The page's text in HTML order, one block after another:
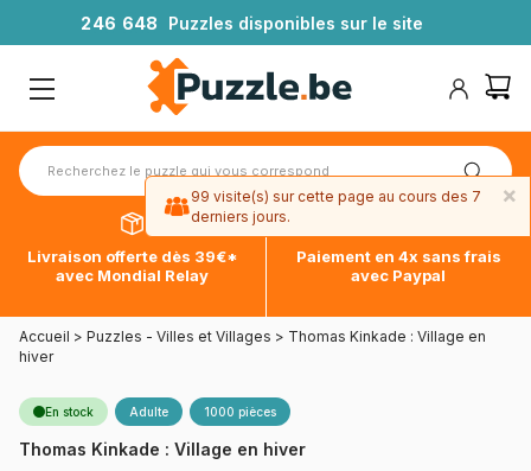
246 648 Puzzles disponibles sur le site
Livraison offerte dès 39€*
avec Mondial Relay
Paiement en 4x sans frais
avec Paypal
Accueil > Puzzles - Villes et Villages > Thomas Kinkade : Village en
hiver
En stock Adulte 1000 pièces
Thomas Kinkade : Village en hiver
×
99 visite(s) sur cette page au cours des 7
derniers jours.